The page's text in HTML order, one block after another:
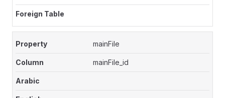
mainFile
mainFile_id